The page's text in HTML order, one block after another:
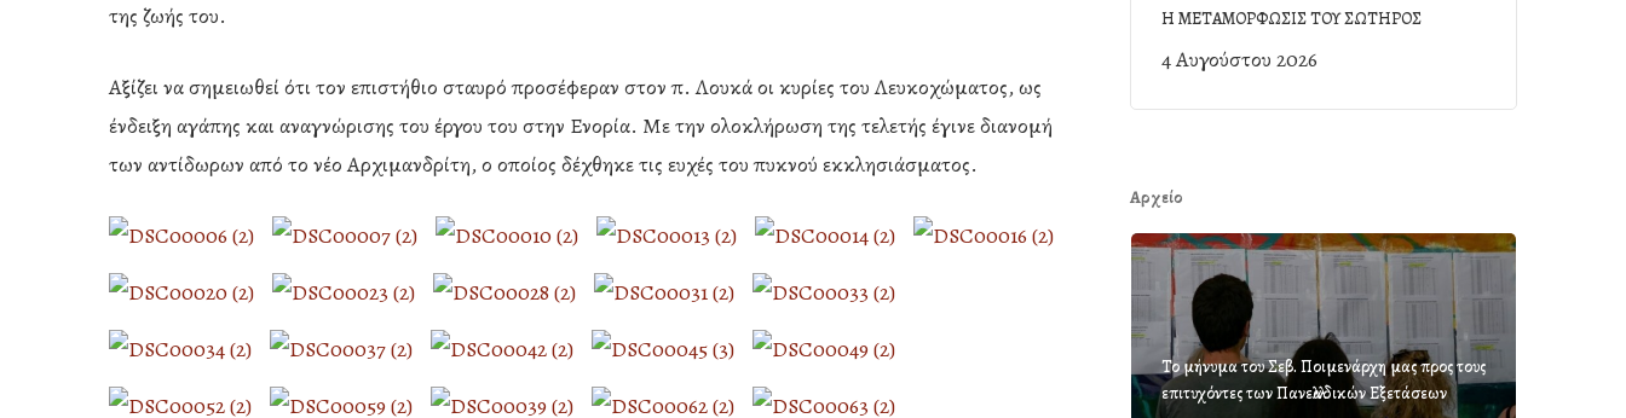
της ζωής του.
Αξίζει να σημειωθεί ότι τον επιστήθιο σταυρό προσέφεραν στον π. Λουκά οι κυρίες του Λευκοχώματος, ως
ένδειξη αγάπης και αναγνώρισης του έργου του στην Ενορία. Με την ολοκλήρωση της τελετής έγινε διανομή
των αντίδωρων από το νέο Αρχιμανδρίτη, ο οποίος δέχθηκε τις ευχές του πυκνού εκκλησιάσματος.
Η ΜΕΤΑΜΟΡΦΩΣΙΣ ΤΟΥ ΣΩΤΗΡΟΣ
4 Αυγούστου 2026
Αρχείο
Το μήνυμα του Σεβ. Ποιμενάρχη μας προς τους
επιτυχόντες των Πανελλαδικών Εξετάσεων